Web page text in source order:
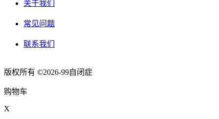
关于我们
常见问题
联系我们
版权所有 ©2026-99自闭症
购物车
X